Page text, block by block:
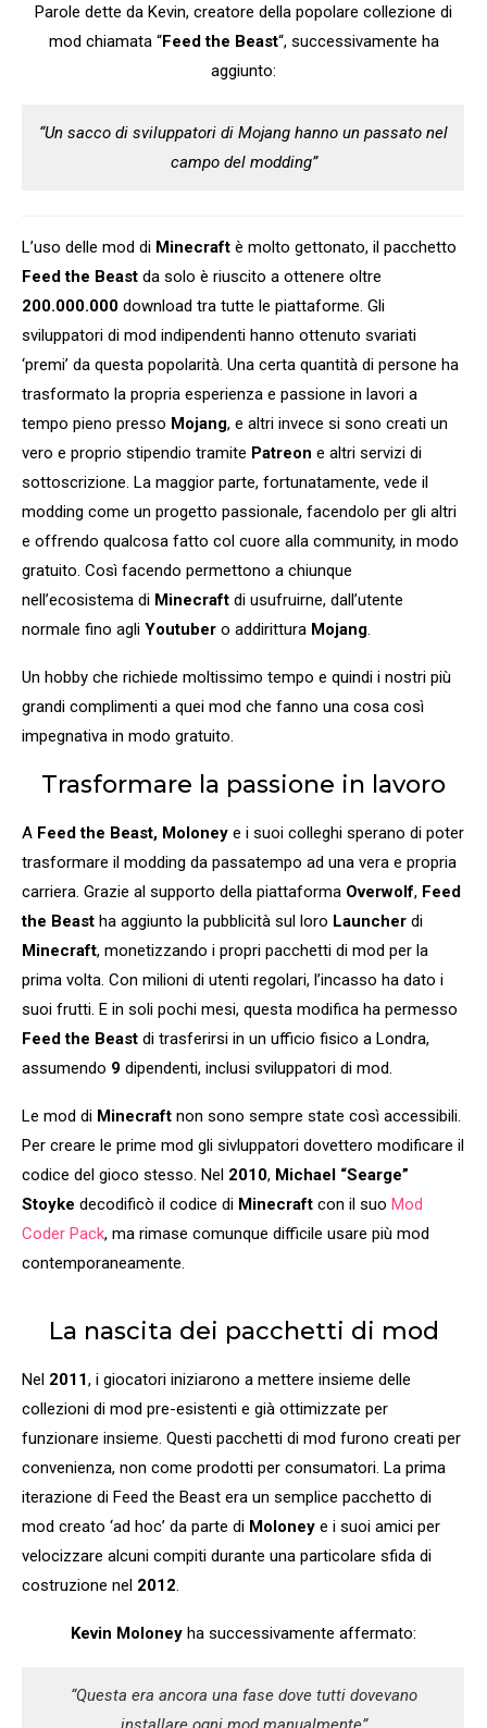
Parole dette da Kevin, creatore della popolare collezione di
mod chiamata “Feed the Beast“, successivamente ha
aggiunto:
“Un sacco di sviluppatori di Mojang hanno un passato nel
campo del modding”
L’uso delle mod di Minecraft è molto gettonato, il pacchetto
Feed the Beast da solo è riuscito a ottenere oltre
200.000.000 download tra tutte le piattaforme. Gli
sviluppatori di mod indipendenti hanno ottenuto svariati
‘premi’ da questa popolarità. Una certa quantità di persone ha
trasformato la propria esperienza e passione in lavori a
tempo pieno presso Mojang, e altri invece si sono creati un
vero e proprio stipendio tramite Patreon e altri servizi di
sottoscrizione. La maggior parte, fortunatamente, vede il
modding come un progetto passionale, facendolo per gli altri
e offrendo qualcosa fatto col cuore alla community, in modo
gratuito. Così facendo permettono a chiunque
nell’ecosistema di Minecraft di usufruirne, dall’utente
normale fino agli Youtuber o addirittura Mojang.
Un hobby che richiede moltissimo tempo e quindi i nostri più
grandi complimenti a quei mod che fanno una cosa così
impegnativa in modo gratuito.
Trasformare la passione in lavoro
A Feed the Beast, Moloney e i suoi colleghi sperano di poter
trasformare il modding da passatempo ad una vera e propria
carriera. Grazie al supporto della piattaforma Overwolf, Feed
the Beast ha aggiunto la pubblicità sul loro Launcher di
Minecraft, monetizzando i propri pacchetti di mod per la
prima volta. Con milioni di utenti regolari, l’incasso ha dato i
suoi frutti. E in soli pochi mesi, questa modifica ha permesso
Feed the Beast di trasferirsi in un ufficio fisico a Londra,
assumendo 9 dipendenti, inclusi sviluppatori di mod.
Le mod di Minecraft non sono sempre state così accessibili.
Per creare le prime mod gli sivluppatori dovettero modificare il
codice del gioco stesso. Nel 2010, Michael “Searge”
Stoyke decodificò il codice di Minecraft con il suo Mod
Coder Pack, ma rimase comunque difficile usare più mod
contemporaneamente.
La nascita dei pacchetti di mod
Nel 2011, i giocatori iniziarono a mettere insieme delle
collezioni di mod pre-esistenti e già ottimizzate per
funzionare insieme. Questi pacchetti di mod furono creati per
convenienza, non come prodotti per consumatori. La prima
iterazione di Feed the Beast era un semplice pacchetto di
mod creato ‘ad hoc’ da parte di Moloney e i suoi amici per
velocizzare alcuni compiti durante una particolare sfida di
costruzione nel 2012.
Kevin Moloney ha successivamente affermato:
“Questa era ancora una fase dove tutti dovevano